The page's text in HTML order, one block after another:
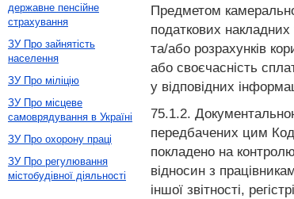
Предметом
податкових
та/або розрахунків
або своєчасність
у відповідних
75.1.2.
передбачених цим
покладено на
відносин з
іншої звітності,
державне пенсійне
страхування
ЗУ Про зайнятість
населення
ЗУ Про міліцію
ЗУ Про місцеве
самоврядування в Україні
ЗУ Про охорону праці
ЗУ Про регулювання
містобудівної діяльності